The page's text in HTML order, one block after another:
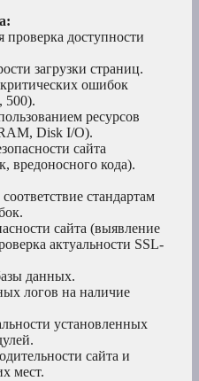
проверка доступности
загрузки страниц.
ошибок
500).
ресурсов
Disk I/O).
сайта
вредоносного кода).
стандартам
сайта (выявление
актуальности SSL-
данных.
логов на наличие
установленных
сайта и
мест.